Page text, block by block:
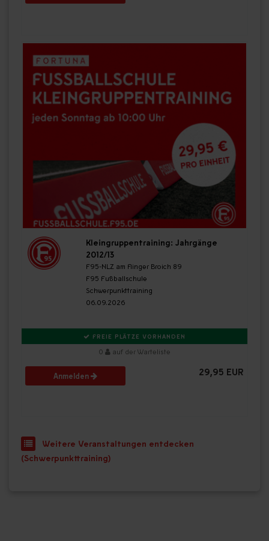
Kleingruppentraining: Jahrgänge
2012/13
F95-NLZ am Flinger Broich 89
F95 Fußballschule
Schwerpunkttraining
06.09.2026
FREIE PLÄTZE VORHANDEN
0 auf der Warteliste
Anmelden 29,95 EUR
Weitere Veranstaltungen entdecken
(Schwerpunkttraining)